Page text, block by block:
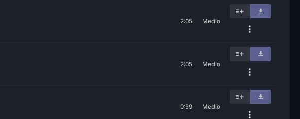
2:05 Medio
2:05 Medio
0:59 Medio